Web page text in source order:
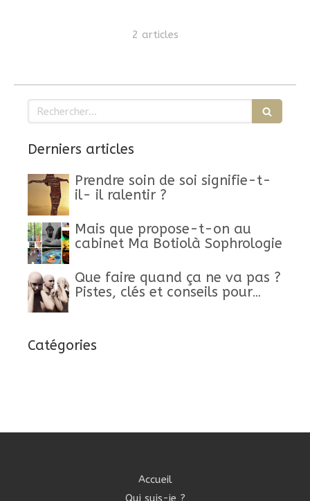
2 articles
Rechercher
Derniers articles
Prendre soin de soi signifie-t-
il- il ralentir ?
Mais que propose-t-on au
cabinet Ma Botiolà Sophrologie
Que faire quand ça ne va pas ?
Pistes, clés et conseils pour
Catégories
Accueil
Qui suis-je ?